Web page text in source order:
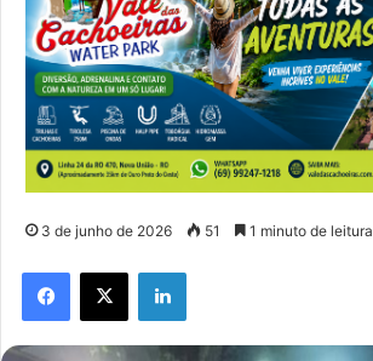
3 de junho de 2026 51 1 minuto de leitura
Facebook
X Linkedin